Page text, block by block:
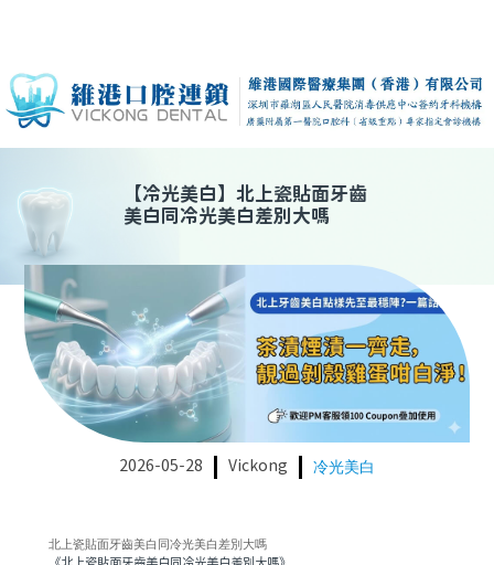
【冷光美白】 北上瓷貼面牙齒
美白同冷光美白差別大嗎
2026-05-28 Vickong 冷光美白
北上瓷貼面牙齒美白同冷光美白差別大嗎